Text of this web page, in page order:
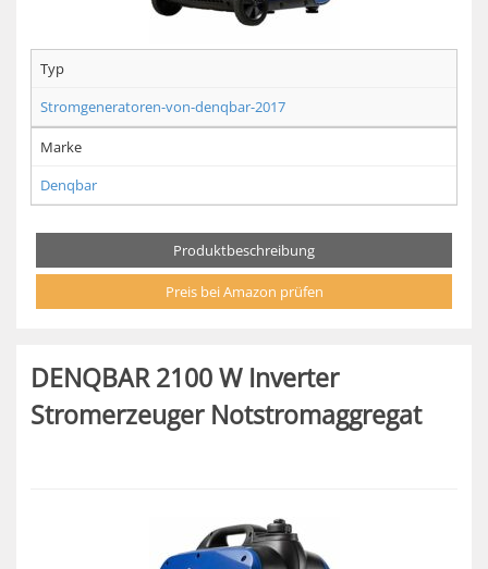
Typ
Stromgeneratoren-von-denqbar-2017
Marke
Denqbar
Produktbeschreibung
Preis bei Amazon prüfen
DENQBAR 2100 W Inverter
Stromerzeuger Notstromaggregat